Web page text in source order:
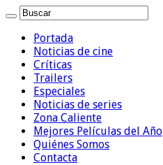
Portada
Noticias de cine
Críticas
Trailers
Especiales
Noticias de series
Zona Caliente
Mejores Películas del Año
Quiénes Somos
Contacta